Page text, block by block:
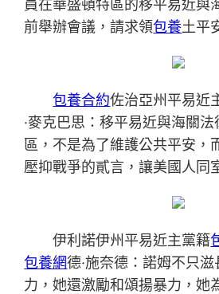
員在華盛頓特區的移平易近與
前舉辦會議，請求領包養土平
包養合約佐治亞州平易近
·麥克巴思：移平易近與海關
區，不是為了維護公共平安，
壓抑戰爭的貳言，讓美國人同
伊利諾伊州平易近主黨籍
包養網德·施奈德：諾姆不只
力，她還激勵和頌揚暴力，她